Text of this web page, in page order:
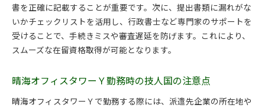
書を正確に記載することが重要です。次に、提出書類に漏れがな
いかチェックリストを活用し、行政書士など専門家のサポートを
受けることで、手続きミスや審査遅延を防げます。これにより、
スムーズな在留資格取得が可能となります。
晴海オフィスタワーＹ勤務時の技人国の注意点
晴海オフィスタワーＹで勤務する際には、派遣先企業の所在地や